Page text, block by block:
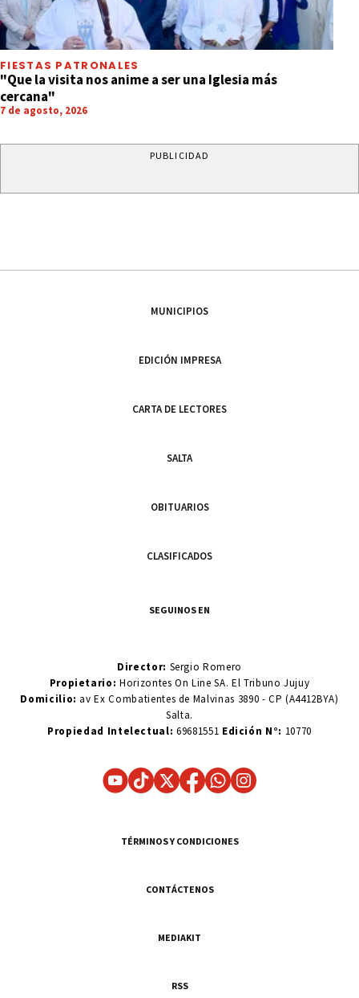
FIESTAS PATRONALES
"Que la visita nos anime a ser una Iglesia más
cercana"
7 de agosto, 2026
PUBLICIDAD
MUNICIPIOS
EDICIÓN IMPRESA
CARTA DE LECTORES
SALTA
OBITUARIOS
CLASIFICADOS
SEGUINOS EN
Director: Sergio Romero
Propietario:Horizontes On Line SA. El Tribuno Jujuy
Domicilio: av Ex Combatientes de Malvinas 3890 - CP (A4412BYA)
Salta.
Propiedad Intelectual: 69681551 Edición N°: 10770
TÉRMINOS Y CONDICIONES
CONTÁCTENOS
MEDIAKIT
RSS